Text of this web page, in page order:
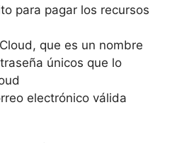
para pagar los recursos
que es un nombre
únicos que lo
electrónico válida